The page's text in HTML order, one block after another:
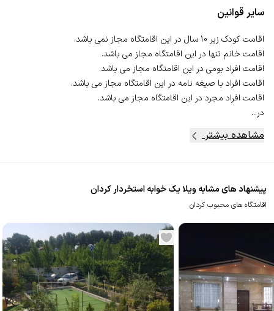
سایر قوانین
در...
مشاهده بیشتر
پیشنهاد های مشابه ویلا یک خوابه استخردار کردان
اقامتگاه های محبوب کردان